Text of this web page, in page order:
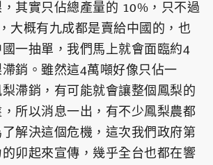
其實只佔總產量的 10%，只不過
大概有九成都是賣給中國的，也
一抽單，我們馬上就會面臨約4
銷。雖然這4萬噸好像只佔一
滯銷，有可能就會讓整個鳳梨的
所以消息一出，有不少鳳梨農都
解決這個危機，這次我們政府第
卯起來宣傳，幾乎全台也都在響